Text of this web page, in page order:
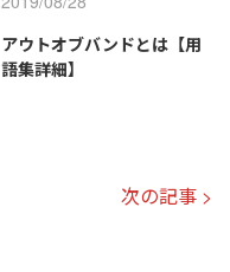
アウトオブバンドとは【用
語集詳細】
次の記事 >